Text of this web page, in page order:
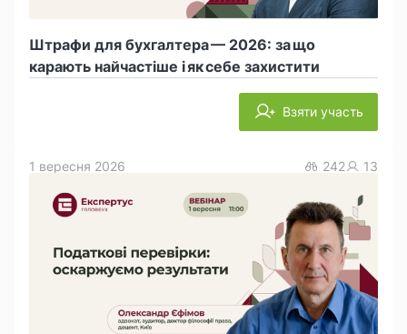
Штрафи для бухгалтера — 2026: за що
карають найчастіше і як себе захистити
Взяти участь
1 вересня 2026 242 13